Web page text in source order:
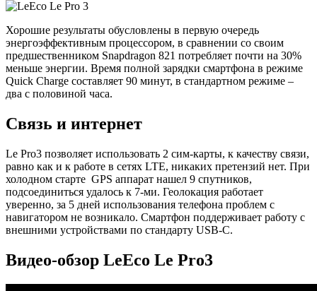
Хорошие результаты обусловлены в первую очередь
энергоэффективным процессором, в сравнении со своим
предшественником Snapdragon 821 потребляет почти на 30%
меньше энергии. Время полной зарядки смартфона в режиме
Quick Charge составляет 90 минут, в стандартном режиме –
два с половиной часа.
Связь и интернет
Le Pro3 позволяет использовать 2 сим-карты, к качеству связи,
равно как и к работе в сетях LTE, никаких претензий нет. При
холодном старте GPS аппарат нашел 9 спутников,
подсоединиться удалось к 7-ми. Геолокация работает
уверенно, за 5 дней использования телефона проблем с
навигатором не возникало. Смартфон поддерживает работу с
внешними устройствами по стандарту USB-C.
Видео-обзор LeEco Le Pro3